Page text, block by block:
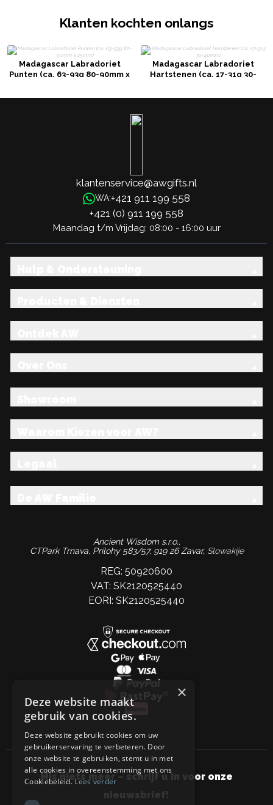
Klanten kochten onlangs
Madagascar Labradoriet
Punten (ca. 63-93g 80-90mm x
Madagascar Labradoriet
Hartstenen (ca. 17-31g 30-
klantenservice@awgifts.nl
WA:+421 911 199 558
+421 (0) 911 199 558
Maandag t/m Vrijdag: 08:00 - 16:00 uur
Ancient Wisdom s.r.o.,
CTPark Trnava, Prílohy 583/57, 919 26 Zavar, Slowakije
REG: 50920600
VAT: SK2120525440
EORI: SK2120525440
Mis niets meer – schrijf u in voor onze
nieuwsbrief!
×
Deze website maakt
gebruik van cookies.
Deze website gebruikt cookies om uw
gebruikerservaring te verbeteren. Door
onze website te gebruiken, stemt u in met
alle cookies in overeenstemming met ons
Cookiebeleid.Lees verder